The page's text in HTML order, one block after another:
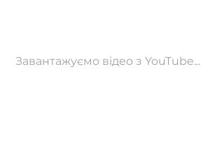
Завантажуємо відео з YouTube...